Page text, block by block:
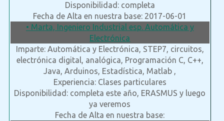
Disponibilidad: completa
Fecha de Alta en nuestra base: 2017-06-01
• Marta, Ingeniero Industrial esp. Automática y
Electrónica
Imparte: Automática y Electrónica, STEP7, circuitos,
electrónica digital, analógica, Programación C, C++,
Java, Arduinos, Estadística, Matlab ,
Experiencia: Clases particulares
Disponibilidad: completa este año, ERASMUS y luego
ya veremos
Fecha de Alta en nuestra base: